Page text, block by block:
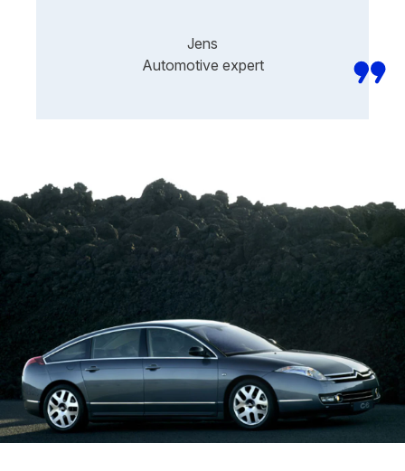
Jens
Automotive expert